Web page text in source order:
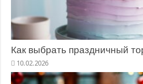
Как выбрать праздничный
10.02.2026